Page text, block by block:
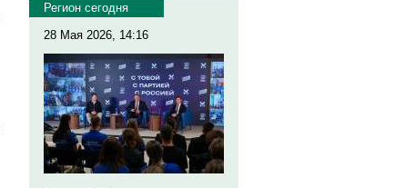
Регион сегодня
28 Мая 2026, 14:16